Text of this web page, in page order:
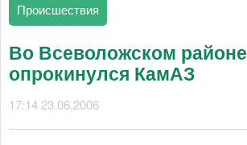
Происшествия
Во Всеволожском районе
опрокинулся КамАЗ
17:14 23.06.2006